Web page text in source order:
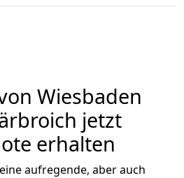
Wiesbaden
jetzt
erhalten
aufregende, aber auch